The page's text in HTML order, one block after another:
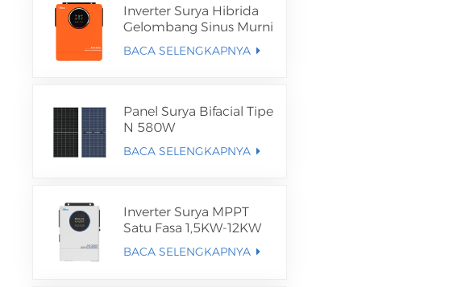
Inverter Surya Hibrida
Gelombang Sinus Murni
4,2KW 6,2KW
BACA SELENGKAPNYA
Panel Surya Bifacial Tipe
N 580W
BACA SELENGKAPNYA
Inverter Surya MPPT
Satu Fasa 1,5KW-12KW
BACA SELENGKAPNYA